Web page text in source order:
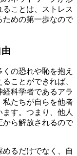
ことは、ストレス
ための第一歩なので
の恐れや恥を抱え
ことができれば、
科学者であるアラ
私たちが自らを他者
す。つまり、他人
から解放されるので
るだけでなく、自